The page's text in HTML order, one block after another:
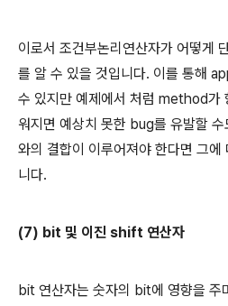
이로서 조건부논리연산자가 어떻게
를 알 수 있을 것입니다. 이를 통해
수 있지만 예제에서 처럼 method가
워지면 예상치 못한 bug를 유발할
와의 결합이 이루어져야 한다면 그에
니다.
(7) bit 및 이진 shift 연산자
bit 연산자는 숫자의 bit에 영향을